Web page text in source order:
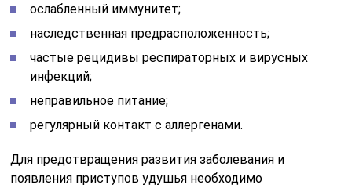
ослабленный иммунитет;
наследственная предрасположенность;
частые рецидивы респираторных и вирусных
инфекций;
неправильное питание;
регулярный контакт с аллергенами.
Для предотвращения развития заболевания и
появления приступов удушья необходимо